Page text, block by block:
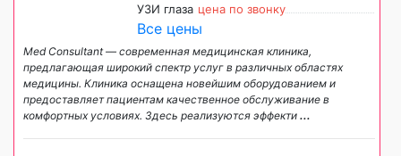
УЗИ глаза цена по звонку
Все цены
Med Consultant — современная медицинская клиника,
предлагающая широкий спектр услуг в различных областях
медицины. Клиника оснащена новейшим оборудованием и
предоставляет пациентам качественное обслуживание в
комфортных условиях. Здесь реализуются эффекти ...